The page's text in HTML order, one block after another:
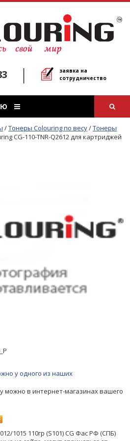
заявка на
сотрудничество
/Тонеры Colouring по весу/Тонеры
CG-110-TNR-Q2612 для картриджей
у одного из наших
можно в интернет-магазинах вашего
1015 110гр (S101) CG Фас РФ (СПБ)